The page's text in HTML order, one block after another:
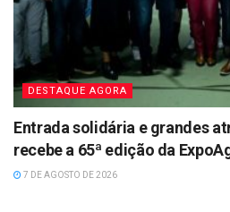
DESTAQUE AGORA
Entrada solidária e grandes
recebe a 65ª edição da
7 DE AGOSTO DE 2026